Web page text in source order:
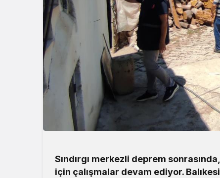
Sındırgı merkezli deprem
için çalışmalar devam ediyor.